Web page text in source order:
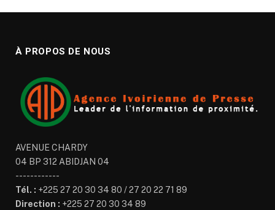
À PROPOS DE NOUS
AVENUE CHARDY
04 BP 312 ABIDJAN 04
------------
Tél. : +225 27 20 30 34 80 / 27 20 22 71 89
Direction : +225 27 20 30 34 89